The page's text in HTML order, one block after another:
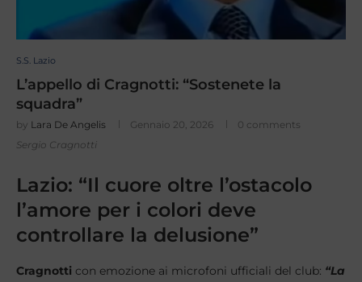
S.S. Lazio
L’appello di Cragnotti: “Sostenete la
squadra”
by Lara De Angelis Gennaio 20, 2026
0 comments
Sergio Cragnotti
Lazio: “Il cuore oltre l’ostacolo
l’amore per i colori deve
controllare la delusione”
Cragnotti con emozione ai microfoni ufficiali del club: “La